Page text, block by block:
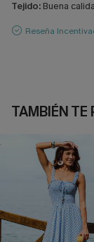
Tejido: Buena
Reseña
TAMBIÉN TE